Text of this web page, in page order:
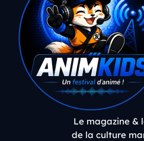
Le magazine &
de la culture